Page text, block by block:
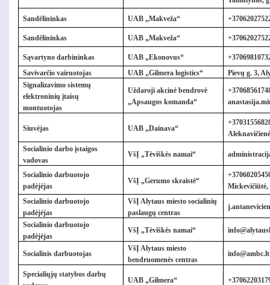
Sandėlininkas UAB „Makveža“ +
Sandėlininkas UAB „Makveža“ +
Sąvartyno darbininkas UAB „Ekonovus“
Savivarčio vairuotojas
UAB „Gilmera logistics“
Pievų g. 3,
Signalizavimo sistemų
elektroninių įtaisų
montuotojas
Uždaroji akcinė bendrovė
„Apsaugos komanda“
Siuvėjas UAB „Dainava“
Socialinio darbo įstaigos
vadovas
VšĮ „Tėviškės namai“
Socialinio darbuotojo
padėjėjas
VšĮ „Gerumo skraistė“
+
Mickevičiūtė,
Socialinio darbuotojo
padėjėjas
VšĮ Alytaus miesto socialinių
paslaugų centras
Socialinio darbuotojo
padėjėjas
VšĮ „Tėviškės namai“
Socialinis darbuotojas
VšĮ Alytaus miesto
bendruomenės centras
info@ambc.lt
Specialiųjų statybos darbų
UAB „Gilmera“ +